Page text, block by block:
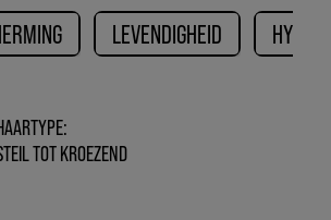
LEVENDIGHEID
TOT KROEZEND